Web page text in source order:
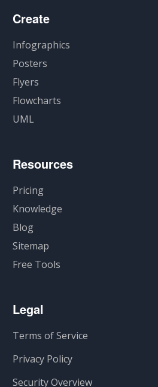
Create
Infographics
Posters
Flyers
Flowcharts
UML
Resources
Pricing
Knowledge
Blog
Sitemap
Free Tools
Legal
Terms of Service
Privacy Policy
Security Overview